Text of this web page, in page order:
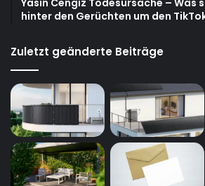
hinter den Gerüchten um den
Zuletzt geänderte Beiträge